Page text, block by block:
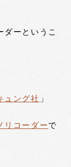
ダーというこ
ュング社 」
リコーダーで